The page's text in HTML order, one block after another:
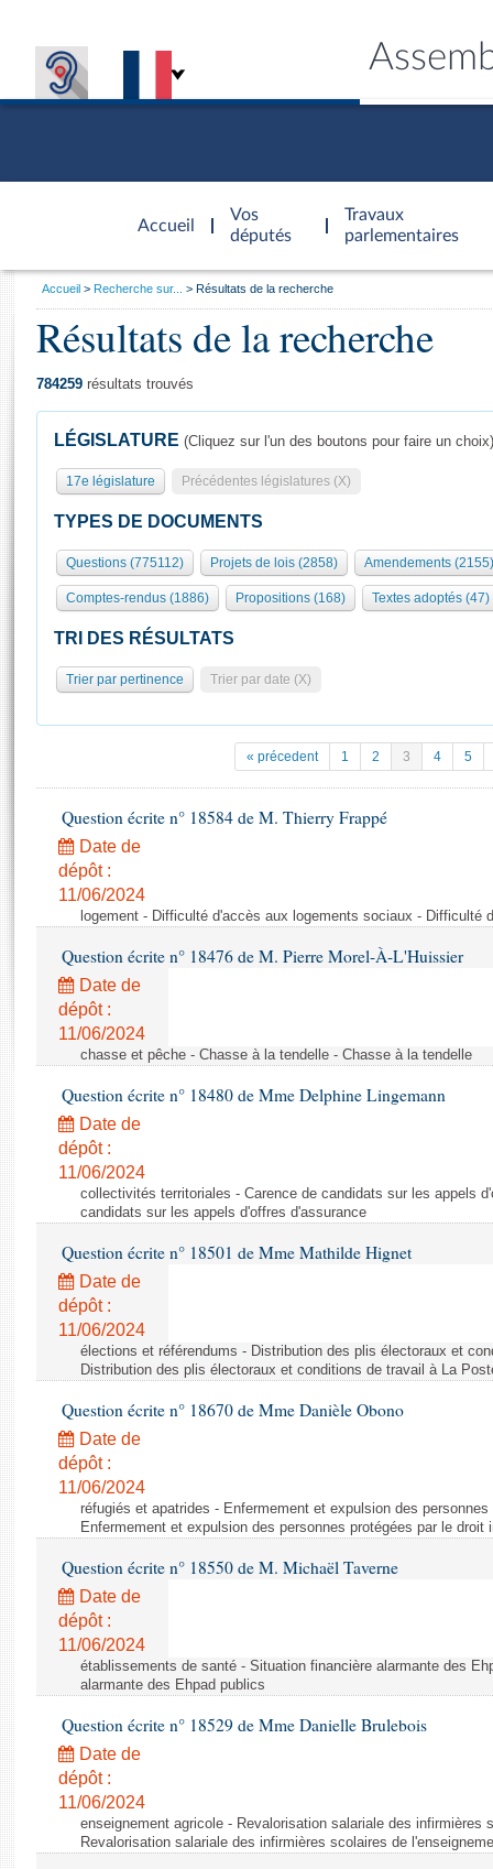
Accueil
d'accueil
Vos
députés
Travaux
parlementaires
Présidence
577 députés
Groupes politiques
Séance publique
Commissions et autres organes
Europe et International
Pétitions
Projets de loi
Propositions de loi
Amendements
Textes adoptés
Rapports d'information
Rapports d'enquête
Rapports législatifs
Dossiers législatifs
Budget et sécurité sociale
Questions écrites et orales
Comptes rendus des débats
Général
Rôle et pouvoirs de l'Assemblée
Organisation de l'Assemblée
Présidence Conférence des Présidents Bureau Collège des
Statistiques et chiffres clés
Documents de référence
( Constitution | Règlement de l'Assemblée ... )
Histoire
Juniors
Anciennes législatures
Liens vers les sites publics
Visiter l'Assemblée
Visite virtuelle du palais Bourbon
Assister à une séance
Contacts et plan d'accès
Photos libres de droit
Vous
Accueil Recherche sur... Résultats de la recherche
Résultats de la recherche
784259 résultats trouvés
LÉGISLATURE (Cliquez sur l'un des boutons pour faire un choix)
17e législature Précédentes législatures (X)
TYPES DE DOCUMENTS
Questions (775112) Projets de lois (2858) Amendements (2155)
Comptes-rendus (1886) Propositions (168) Textes adoptés (47)
TRI DES RÉSULTATS
Trier par pertinence Trier par date (X)
« précedent 1 2 3 4 5
Question écrite n° 18584 de M. Thierry Frappé
Date de
dépôt :
11/06/2024
logement - Difficulté d'accès aux logements sociaux - Difficulté
Question écrite n° 18476 de M. Pierre Morel-À-L'Huissier
Date de
dépôt :
11/06/2024
chasse et pêche - Chasse à la tendelle - Chasse à la tendelle
Question écrite n° 18480 de Mme Delphine Lingemann
Date de
dépôt :
11/06/2024
collectivités territoriales - Carence de candidats sur les appels
candidats sur les appels d'offres d'assurance
Question écrite n° 18501 de Mme Mathilde Hignet
Date de
dépôt :
11/06/2024
élections et référendums - Distribution des plis électoraux et
Distribution des plis électoraux et conditions de travail à La
Question écrite n° 18670 de Mme Danièle Obono
Date de
dépôt :
11/06/2024
réfugiés et apatrides - Enfermement et expulsion des
Enfermement et expulsion des personnes protégées par le droit
Question écrite n° 18550 de M. Michaël Taverne
Date de
dépôt :
11/06/2024
établissements de santé - Situation financière alarmante des
alarmante des Ehpad publics
Question écrite n° 18529 de Mme Danielle Brulebois
Date de
dépôt :
11/06/2024
enseignement agricole - Revalorisation salariale des infirmières
Revalorisation salariale des infirmières scolaires de